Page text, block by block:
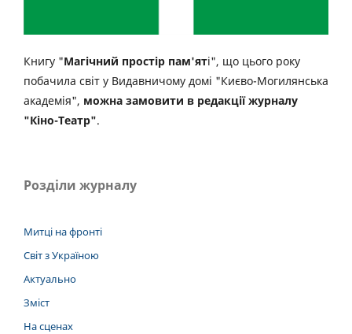
Книгу "Магічний простір пам'яті", що цього року
побачила світ у Видавничому домі "Києво-Могилянська
академія", можна замовити в редакції журналу
"Кіно-Театр".
Розділи журналу
Митці на фронті
Світ з Україною
Актуально
Зміст
На сценах